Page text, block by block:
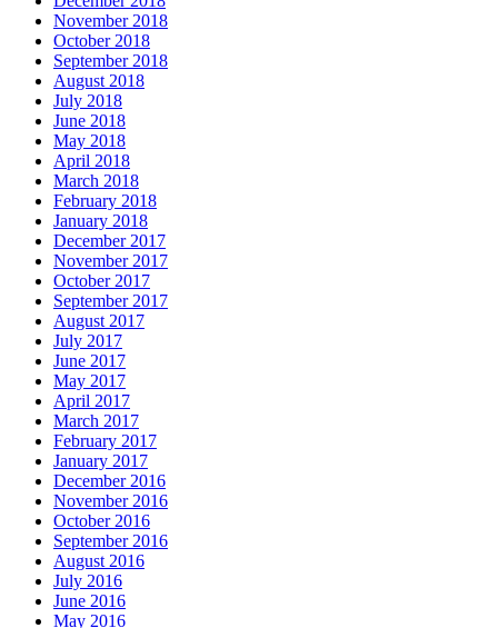
November 2018
October 2018
September 2018
August 2018
July 2018
June 2018
May 2018
April 2018
March 2018
February 2018
January 2018
December 2017
November 2017
October 2017
September 2017
August 2017
July 2017
June 2017
May 2017
April 2017
March 2017
February 2017
January 2017
December 2016
November 2016
October 2016
September 2016
August 2016
July 2016
June 2016
May 2016